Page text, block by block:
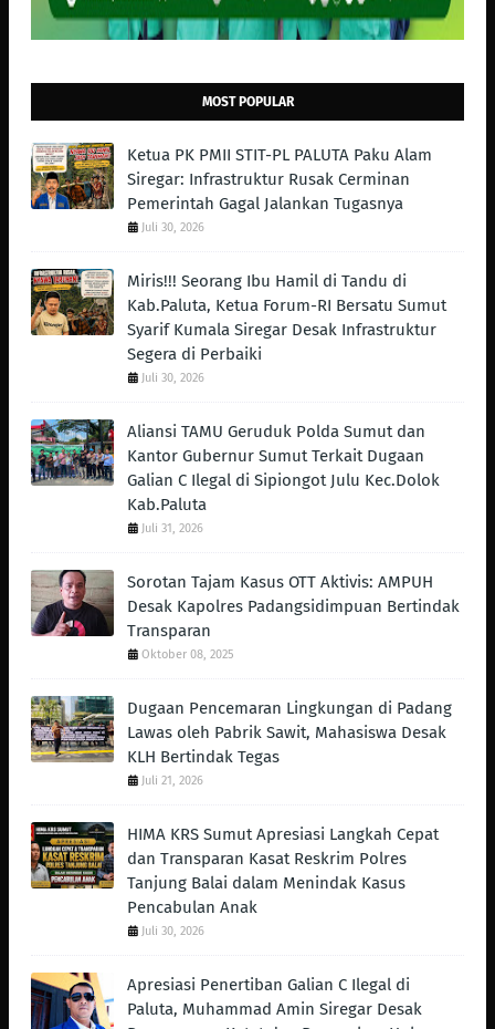
MOST POPULAR
Ketua PK PMII STIT-PL PALUTA Paku Alam
Siregar: Infrastruktur Rusak Cerminan
Pemerintah Gagal Jalankan Tugasnya
Juli 30, 2026
Miris!!! Seorang Ibu Hamil di Tandu di
Kab.Paluta, Ketua Forum-RI Bersatu Sumut
Syarif Kumala Siregar Desak Infrastruktur
Segera di Perbaiki
Juli 30, 2026
Aliansi TAMU Geruduk Polda Sumut dan
Kantor Gubernur Sumut Terkait Dugaan
Galian C Ilegal di Sipiongot Julu Kec.Dolok
Kab.Paluta
Juli 31, 2026
Sorotan Tajam Kasus OTT Aktivis: AMPUH
Desak Kapolres Padangsidimpuan Bertindak
Transparan
Oktober 08, 2025
Dugaan Pencemaran Lingkungan di Padang
Lawas oleh Pabrik Sawit, Mahasiswa Desak
KLH Bertindak Tegas ‎
Juli 21, 2026
HIMA KRS Sumut Apresiasi Langkah Cepat
dan Transparan Kasat Reskrim Polres
Tanjung Balai dalam Menindak Kasus
Pencabulan Anak
Juli 30, 2026
Apresiasi Penertiban Galian C Ilegal di
Paluta, Muhammad Amin Siregar Desak